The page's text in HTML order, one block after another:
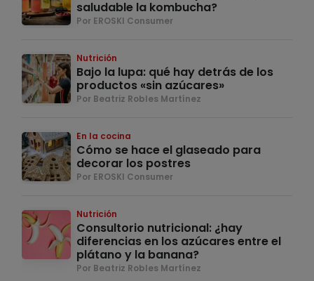
saludable la kombucha?
Por EROSKI Consumer
Nutrición
Bajo la lupa: qué hay detrás de los
productos «sin azúcares»
Por Beatriz Robles Martínez
En la cocina
Cómo se hace el glaseado para
decorar los postres
Por EROSKI Consumer
Nutrición
Consultorio nutricional: ¿hay
diferencias en los azúcares entre el
plátano y la banana?
Por Beatriz Robles Martínez